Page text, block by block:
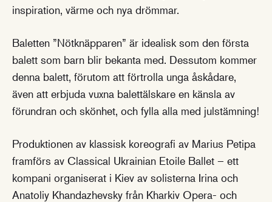
inspiration, värme och nya drömmar.
Baletten ”Nötknäpparen” är idealisk som den första
balett som barn blir bekanta med. Dessutom kommer
denna balett, förutom att förtrolla unga åskådare,
även att erbjuda vuxna balettälskare en känsla av
förundran och skönhet, och fylla alla med julstämning!
Produktionen av klassisk koreografi av Marius Petipa
framförs av Classical Ukrainian Etoile Ballet – ett
kompani organiserat i Kiev av solisterna Irina och
Anatoliy Khandazhevsky från Kharkiv Opera- och